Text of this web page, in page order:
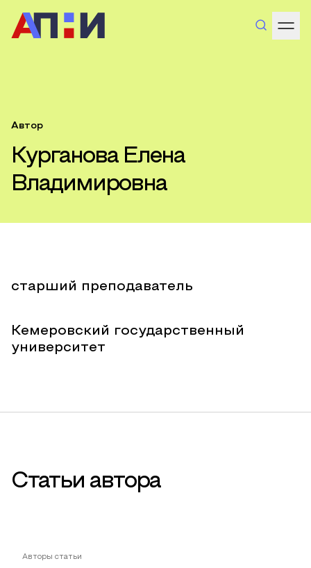
Автор
Курганова Елена
Владимировна
старший преподаватель
Кемеровский государственный
университет
Статьи автора
Авторы статьи